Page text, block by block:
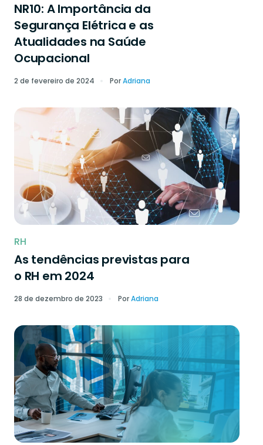
NR10: A Importância da
Segurança Elétrica e as
Atualidades na Saúde
Ocupacional
2 de fevereiro de 2024 PorAdriana
RH
As tendências previstas para
o RH em 2024
28 de dezembro de 2023 PorAdriana